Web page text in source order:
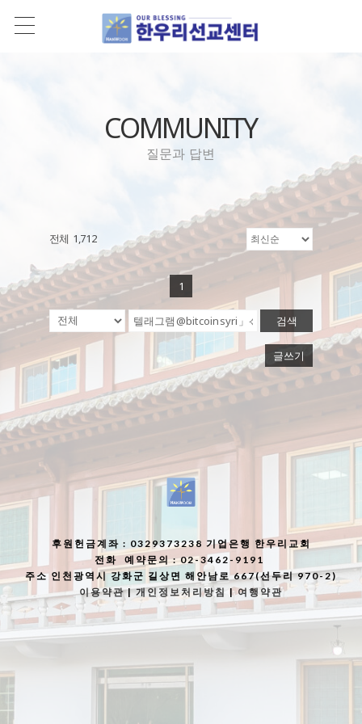
COMMUNITY
질문과 답변
전체 1,712
1
검색
글쓰기
후원헌금계좌 : 0329373238 기업은행 한우리교회
전화
예약문의 : 02-3462-9191
주소인천광역시 강화군 길상면 해안남로 667(선두리 970-2)
이용약관|개인정보처리방침 |여행약관